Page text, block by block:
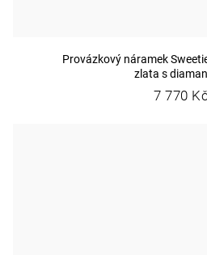
Provázkový náramek
zlata s
7 770 Kč